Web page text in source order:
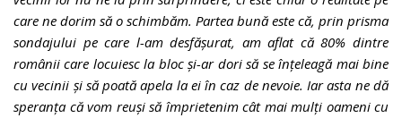
care ne dorim să o schimbăm. Partea bună este că, prin prisma
sondajului pe care l-am desfășurat, am aflat că 80% dintre
românii care locuiesc la bloc și-ar dori să se înțeleagă mai bine
cu vecinii și să poată apela la ei în caz de nevoie. Iar asta ne dă
speranța că vom reuși să împrietenim cât mai mulți oameni cu